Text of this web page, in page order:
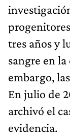
tres años y
sangre en
embargo,
En julio de
archivó el
evidencia.